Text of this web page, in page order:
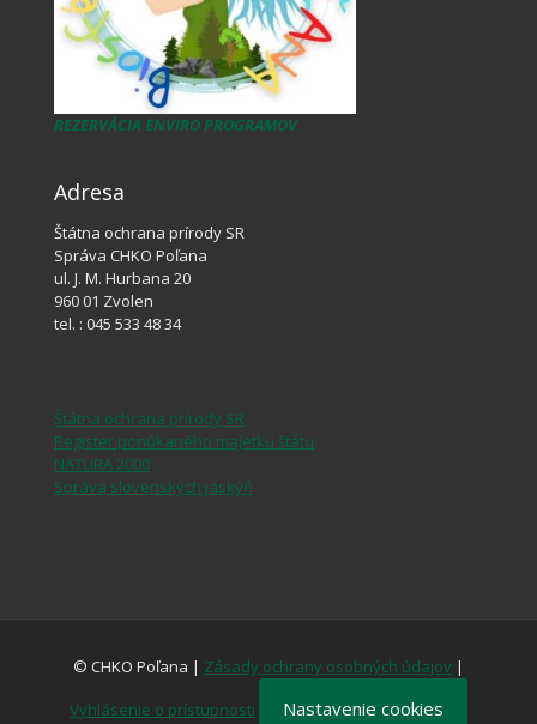
REZERVÁCIA ENVIRO PROGRAMOV
Adresa
Štátna ochrana prírody SR
Správa CHKO Poľana
ul. J. M. Hurbana 20
960 01 Zvolen
tel. : 045 533 48 34
Štátna ochrana prírody SR
Register ponúkaného majetku štátu
NATURA 2000
Správa slovenských jaskýň
© CHKO Poľana | Zásady ochrany osobných údajov |
Vyhlásenie o prístupnosti
Nastavenie cookies